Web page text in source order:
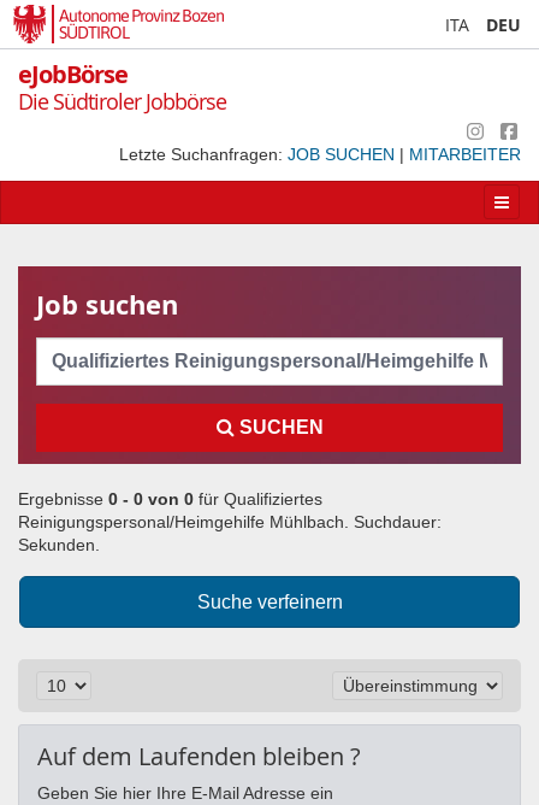
Autonome Provinz Bozen
SÜDTIROL
ITA DEU
eJobBörse
Die Südtiroler Jobbörse
Letzte Suchanfragen: JOB SUCHEN | MITARBEITER
Apri/
la
Job suchen
SUCHEN
Ergebnisse 0 - 0 von 0 für Qualifiziertes
Reinigungspersonal/Heimgehilfe Mühlbach. Suchdauer:
Sekunden.
Suche verfeinern
Auf dem Laufenden bleiben ?
Geben Sie hier Ihre E-Mail Adresse ein